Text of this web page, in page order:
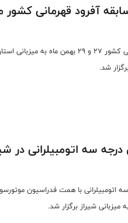
آفرود قهرمانی
مسابقه آفرود قهرمانی کشور ۲۷ و ۲۹ بهمن ماه به
شد.
سه اتومبیلرانی در
اتومبیلرانی با همت فدراسیون
شیراز برگزار شد.